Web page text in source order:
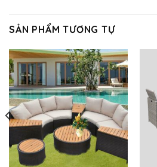
SẢN PHẨM TƯƠNG TỰ